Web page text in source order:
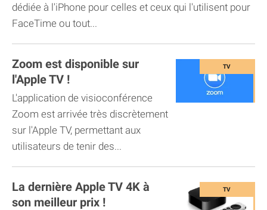
dédiée à l'iPhone pour celles et ceux qui l'utilisent pour
FaceTime ou tout...
Zoom est disponible sur
l'Apple TV !
L'application de visioconférence
Zoom est arrivée très discrètement
sur l'Apple TV, permettant aux
utilisateurs de tenir des...
La dernière Apple TV 4K à
son meilleur prix !